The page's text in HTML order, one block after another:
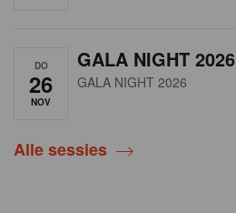
DO
26
NOV
GALA NIGHT 2026
GALA NIGHT 2026
Alle sessies